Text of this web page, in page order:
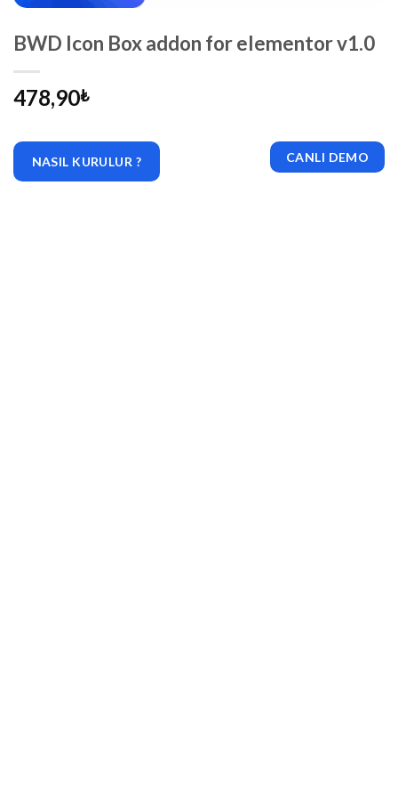
BWD Icon Box addon for elementor v1.0
478,90₺
NASIL KURULUR ? CANLI DEMO